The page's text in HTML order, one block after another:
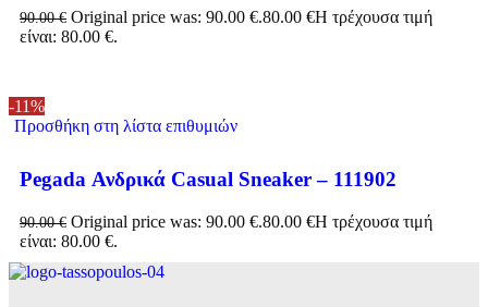
90.00€ Original price was: 90.00 €.80.00 €Η τρέχουσα τιμή
είναι: 80.00 €.
-11%
Προσθήκη στη λίστα επιθυμιών
Pegada Ανδρικά Casual Sneaker – 111902
90.00€ Original price was: 90.00 €.80.00 €Η τρέχουσα τιμή
είναι: 80.00 €.